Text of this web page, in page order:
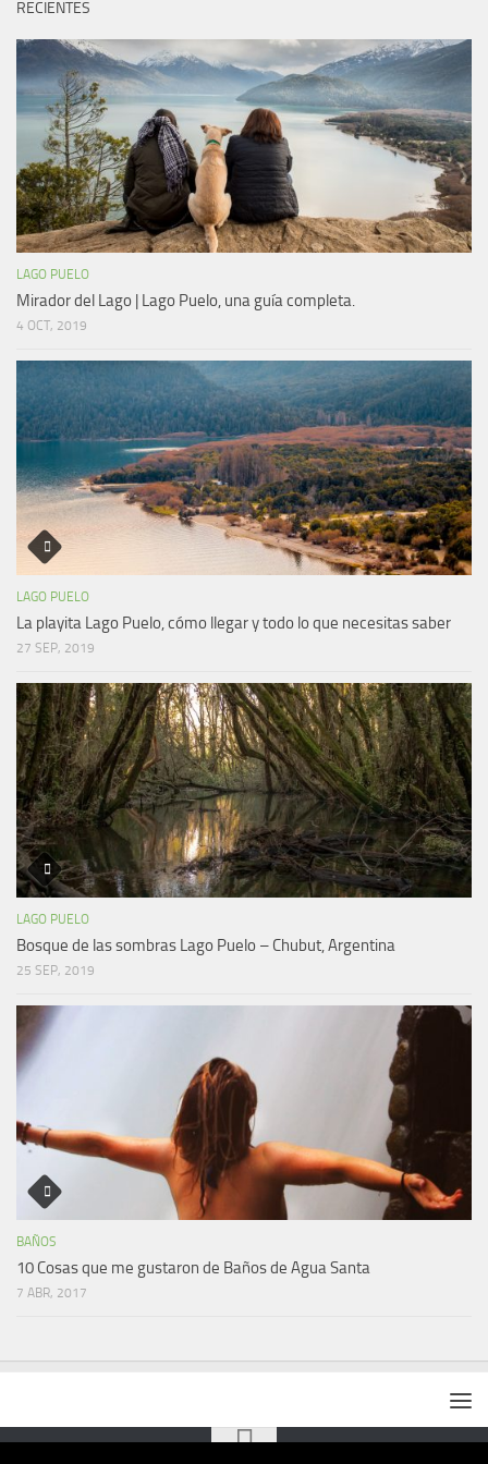
RECIENTES
LAGO PUELO
Mirador del Lago | Lago Puelo, una guía completa.
4 OCT, 2019
LAGO PUELO
La playita Lago Puelo, cómo llegar y todo lo que necesitas saber
27 SEP, 2019
LAGO PUELO
Bosque de las sombras Lago Puelo – Chubut, Argentina
25 SEP, 2019
BAÑOS
10 Cosas que me gustaron de Baños de Agua Santa
7 ABR, 2017